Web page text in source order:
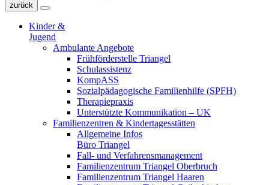
zurück
Kinder &
Jugend
Ambulante Angebote
Frühförderstelle Triangel
Schulassistenz
KompASS
Sozialpädagogische Familienhilfe (SPFH)
Therapiepraxis
Unterstützte Kommunikation – UK
Familienzentren & Kindertagesstätten
Allgemeine Infos
Büro Triangel
Fall- und Verfahrensmanagement
Familienzentrum Triangel Oberbruch
Familienzentrum Triangel Haaren